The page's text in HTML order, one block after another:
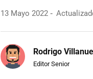
13 Mayo 2022
Rodrigo
Editor Senior